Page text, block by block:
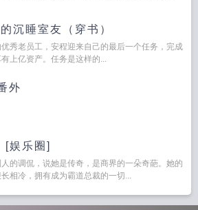
沉睡室友（穿书）
秀老员工，安程迎来自己的最后一个任务，完成
上亿资产。任务是这样的...
外
[娱乐圈]
的调侃，说她是传奇，是商界的一朵奇葩。她的
相冷，拥有成为霸道总裁的一切...